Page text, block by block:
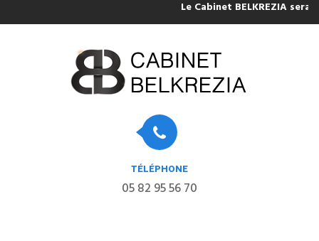
Le Cabinet BELKREZIA sera
TÉLÉPHONE
05 82 95 56 70